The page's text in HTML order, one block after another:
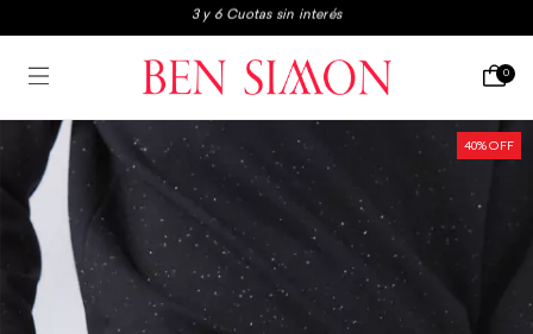
3x2 en boxers y medias
Envio gratis a partir de $250.000
3 y 6 Cuotas sin interés
0
40% OFF